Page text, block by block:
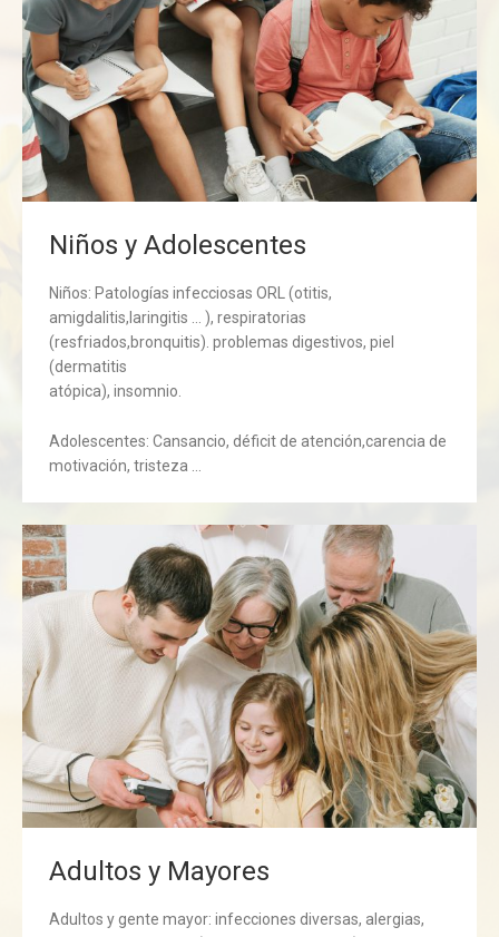
Niños y Adolescentes
Niños: Patologías infecciosas ORL (otitis,
amigdalitis,laringitis … ), respiratorias
(resfriados,bronquitis). problemas digestivos, piel
(dermatitis
atópica), insomnio.
Adolescentes: Cansancio, déficit de atención,carencia de
motivación, tristeza …
Adultos y Mayores
Adultos y gente mayor: infecciones diversas, alergias,